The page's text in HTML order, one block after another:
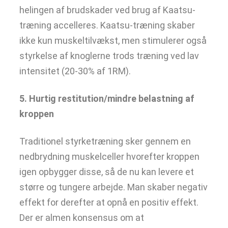
helingen af brudskader ved brug af Kaatsu-
træning accelleres. Kaatsu-træning skaber
ikke kun muskeltilvækst, men stimulerer også
styrkelse af knoglerne trods træning ved lav
intensitet (20-30% af 1RM).
5. Hurtig restitution/mindre belastning af
kroppen
Traditionel styrketræning sker gennem en
nedbrydning muskelceller hvorefter kroppen
igen opbygger disse, så de nu kan levere et
større og tungere arbejde. Man skaber negativ
effekt for derefter at opnå en positiv effekt.
Der er almen konsensus om at